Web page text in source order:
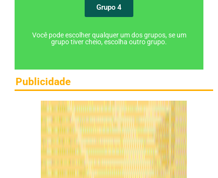
Grupo 4
Você pode escolher qualquer um dos grupos, se um
grupo tiver cheio, escolha outro grupo.
Publicidade